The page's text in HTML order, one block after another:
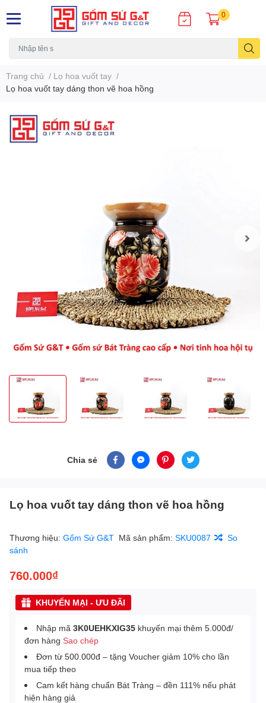
0
Trang chủ / Lọ hoa vuốt tay /
Lọ hoa vuốt tay dáng thon vẽ hoa hồng
Chia sẻ
Lọ hoa vuốt tay dáng thon vẽ hoa hồng
Thương hiệu: Gốm Sứ G&T Mã sản phẩm: SKU0087
So
sánh
760.000₫
KHUYẾN MẠI - ƯU ĐÃI
Nhập mã 3K0UEHKXIG35 khuyến mại thêm 5.000đ/
đơn hàng Sao chép
Đơn từ 500.000đ – tặng Voucher giảm 10% cho lần
mua tiếp theo
Cam kết hàng chuẩn Bát Tràng – đền 111% nếu phát
hiện hàng giả